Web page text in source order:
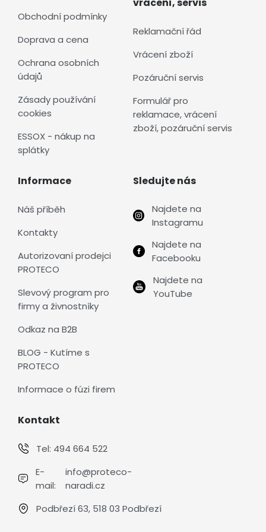
Obchodní podmínky
Doprava a cena
Ochrana osobních
údajů
Zásady používání
cookies
ESSOX - nákup na
splátky
Reklamační řád
Vrácení zboží
Pozáruční servis
Formulář pro
reklamace, vrácení
zboží, pozáruční servis
Informace
Náš příběh
Kontakty
Autorizovaní prodejci
PROTECO
Slevový program pro
firmy a živnostníky
Odkaz na B2B
BLOG - Kutíme s
PROTECO
Informace o fúzi firem
Sledujte nás
Najdete na
Instagramu
Najdete na
Facebooku
Najdete na
YouTube
Kontakt
Tel: 494 664 522
E-
mail:
info@proteco-
naradi.cz
Podbřezí 63, 518 03 Podbřezí